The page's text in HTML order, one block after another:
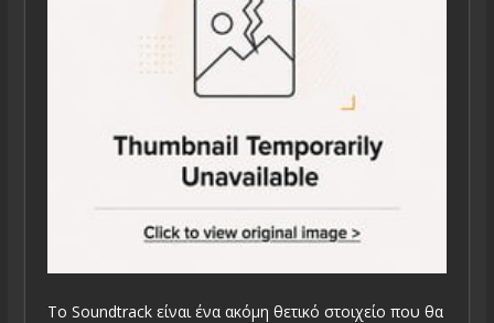
Το Soundtrack είναι ένα ακόμη θετικό στοιχείο που θα